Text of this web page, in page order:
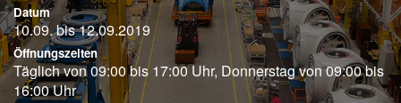
Datum
10.09. bis 12.09.2019
Öffnungszeiten
Täglich von 09:00 bis 17:00 Uhr, Donnerstag von 09:00 bis
16:00 Uhr